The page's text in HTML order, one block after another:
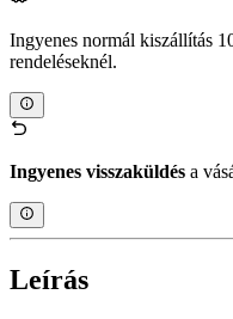
Ingyenes normál kiszállítás
rendeléseknél.
Ingyenes visszaküldés a
Leírás